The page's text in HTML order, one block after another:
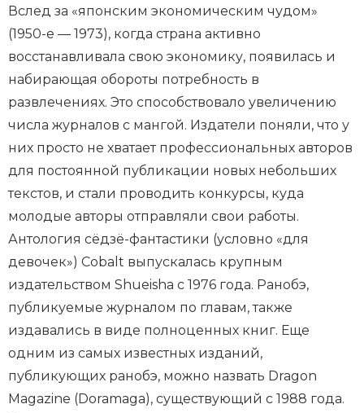
Вслед за «японским экономическим чудом»
(1950-е — 1973), когда страна активно
восстанавливала свою экономику, появилась и
набирающая обороты потребность в
развлечениях. Это способствовало увеличению
числа журналов с мангой. Издатели поняли, что у
них просто не хватает профессиональных авторов
для постоянной публикации новых небольших
текстов, и стали проводить конкурсы, куда
молодые авторы отправляли свои работы.
Антология сёдзё-фантастики (условно «для
девочек») Cobalt выпускалась крупным
издательством Shueisha с 1976 года. Ранобэ,
публикуемые журналом по главам, также
издавались в виде полноценных книг. Еще
одним из самых известных изданий,
публикующих ранобэ, можно назвать Dragon
Magazine (Doramaga), существующий с 1988 года.